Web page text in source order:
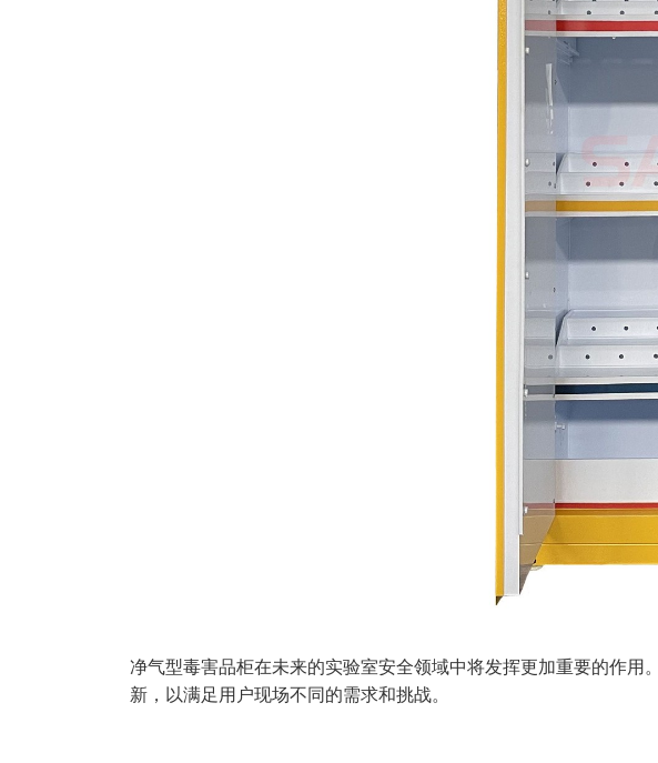
净气型毒害品柜在未来的实验室安全领域中将发挥更加重要的作
新，以满足用户现场不同的需求和挑战。